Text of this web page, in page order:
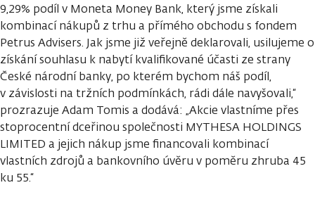
9,29% podíl v Moneta Money Bank, který jsme získali
kombinací nákupů z trhu a přímého obchodu s fondem
Petrus Advisers. Jak jsme již veřejně deklarovali, usilujeme o
získání souhlasu k nabytí kvalifikované účasti ze strany
České národní banky, po kterém bychom náš podíl,
v závislosti na tržních podmínkách, rádi dále navyšovali,“
prozrazuje Adam Tomis a dodává: „Akcie vlastníme přes
stoprocentní dceřinou společnosti MYTHESA HOLDINGS
LIMITED a jejich nákup jsme financovali kombinací
vlastních zdrojů a bankovního úvěru v poměru zhruba 45
ku 55.“